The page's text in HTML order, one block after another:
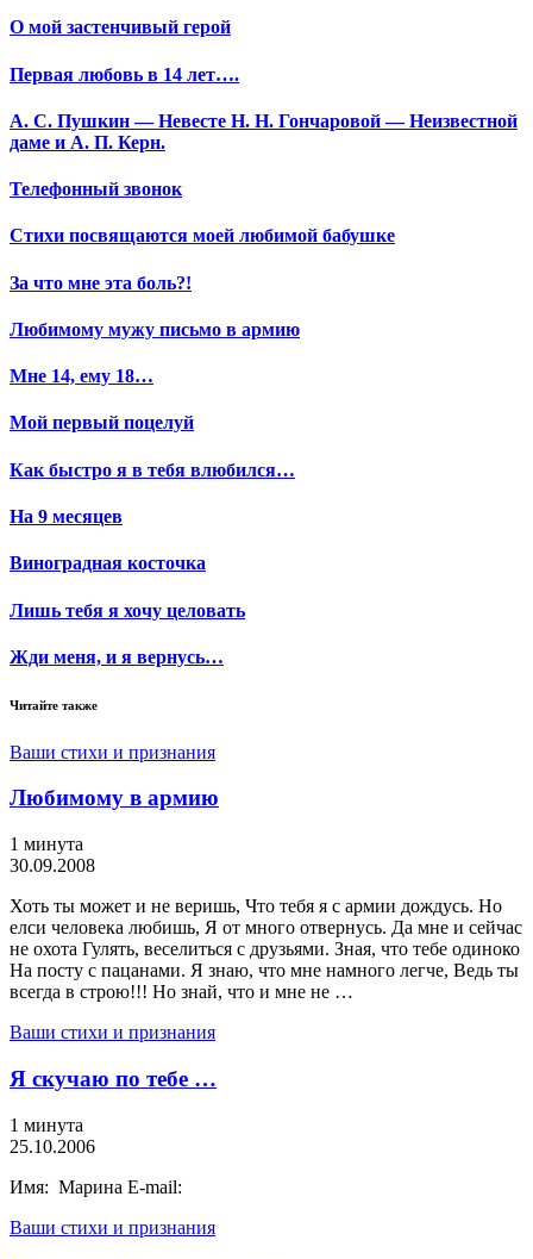
О мой застенчивый герой
Первая любовь в 14 лет….
А. С. Пушкин — Невесте Н. Н. Гончаровой — Неизвестной
даме и А. П. Керн.
Телефонный звонок
Стихи посвящаются моей любимой бабушке
За что мне эта боль?!
Любимому мужу письмо в армию
Мне 14, ему 18…
Мой первый поцелуй
Как быстро я в тебя влюбился…
На 9 месяцев
Виноградная косточка
Лишь тебя я хочу целовать
Жди меня, и я вернусь…
Читайте также
Ваши стихи и признания
Любимому в армию
1 минута
30.09.2008
Хоть ты может и не веришь, Что тебя я с армии дождусь. Но
елси человека любишь, Я от много отвернусь. Да мне и сейчас
не охота Гулять, веселиться с друзьями. Зная, что тебе одиноко
На посту с пацанами. Я знаю, что мне намного легче, Ведь ты
всегда в строю!!! Но знай, что и мне не …
Ваши стихи и признания
Я скучаю по тебе …
1 минута
25.10.2006
Имя: Марина E-mail:
Ваши стихи и признания